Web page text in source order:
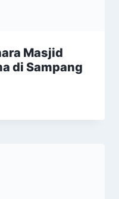
Masjid
di Sampang